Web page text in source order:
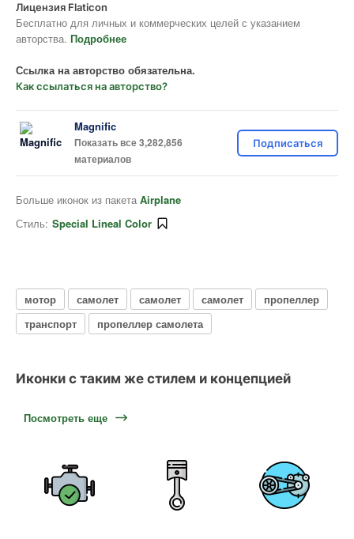
Лицензия Flaticon
Бесплатно для личных и коммерческих целей с указанием
авторства. Подробнее
Ссылка на авторство обязательна.
Как ссылаться на авторство?
Magnific
Показать все 3,282,856
материалов
Подписаться
Больше иконок из пакета Airplane
Стиль: Special Lineal Color
мотор самолет самолет самолет
пропеллер
транспорт
пропеллер самолета
Иконки с таким же стилем и концепцией
Посмотреть еще